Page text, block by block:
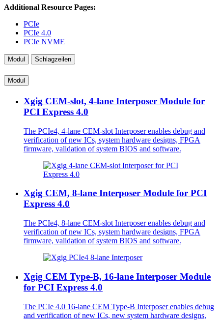
Additional Resource Pages:
PCIe
PCIe 4.0
PCIe NVME
Modul Schlagzeilen
Modul
Xgig CEM-slot, 4-lane Interposer Module for
PCI Express 4.0
The PCIe4, 4-lane CEM-slot Interposer enables debug and
verification of new ICs, system hardware designs, FPGA
firmware, validation of system BIOS and software.
Xgig CEM, 8-lane Interposer Module for PCI
Express 4.0
The PCIe4, 8-lane CEM-slot Interposer enables debug and
verification of new ICs, system hardware designs, FPGA
firmware, validation of system BIOS and software.
Xgig CEM Type-B, 16-lane Interposer Module
for PCI Express 4.0
The PCIe 4.0 16-lane CEM Type-B Interposer enables debug
and verification of new ICs, new system hardware designs,